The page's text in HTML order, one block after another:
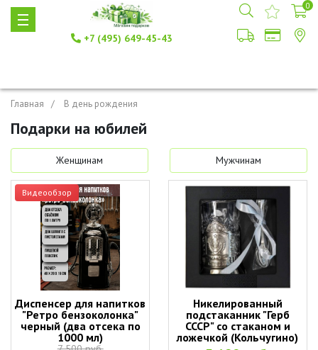
+7 (495) 649-45-43
0
Главная В день рождения
Подарки на юбилей
Женщинам Мужчинам
Видеообзор
Диспенсер для напитков
"Ретро бензоколонка"
черный (два отсека по
1000 мл)
Никелированный
подстаканник "Герб
СССР" со стаканом и
ложечкой (Кольчугино)